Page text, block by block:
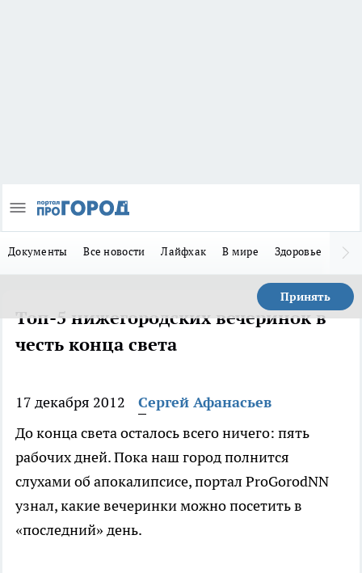
Документы Все новости Лайфхак В мире Здоровье
Принять
Топ-5 нижегородских вечеринок в
честь конца света
17 декабря 2012
Сергей Афанасьев
До конца света осталось всего ничего: пять
рабочих дней. Пока наш город полнится
слухами об апокалипсисе, портал ProGorodNN
узнал, какие вечеринки можно посетить в
«последний» день.